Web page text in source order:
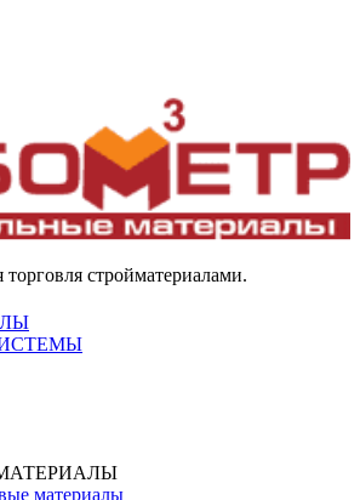
стройматериалами.